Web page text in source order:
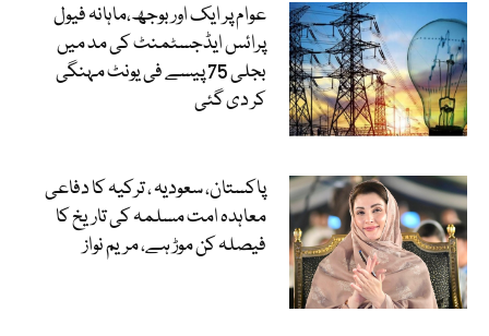
عوام پر ایک اور بوجھ،ماہانہ فیول
پرائس ایڈجسٹمنٹ کی مد میں
بجلی 75 پیسے فی یونٹ مہنگی
کر دی گئی
پاکستان، سعودیہ ، ترکیہ کا دفاعی
معاہدہ امت مسلمہ کی تاریخ کا
فیصلہ کن موڑ ہے، مریم نواز